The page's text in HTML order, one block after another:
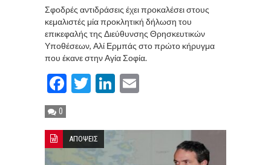
Σφοδρές αντιδράσεις έχει προκαλέσει στους
κεμαλιστές μία προκλητική δήλωση του
επικεφαλής της Διεύθυνσης Θρησκευτικών
Υποθέσεων, Αλί Ερμπάς στο πρώτο κήρυγμα
που έκανε στην Αγία Σοφία.
Facebook
TwitterLinkedIn
0
ΑΠΟΨΕΙΣ